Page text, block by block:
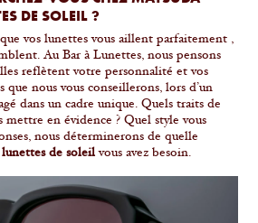
DE SOLEIL ?
vos lunettes vous aillent parfaitement ,
Au Bar à Lunettes, nous pensons
reflètent votre personnalité et vos
que nous vous conseillerons, lors d’un
dans un cadre unique. Quels traits de
mettre en évidence ? Quel style vous
nous déterminerons de quelle
de soleil vous avez besoin.